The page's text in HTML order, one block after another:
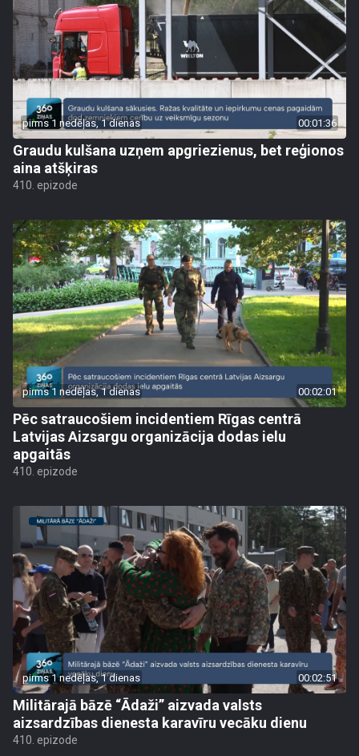
pirms 1 nedēļas, 1 dienas 00:01:36
Graudu kulšana uzņem apgriezienus, bet reģionos
aina atšķiras
410. epizode
pirms 1 nedēļas, 1 dienas 00:02:01
Pēc satraucošiem incidentiem Rīgas centrā
Latvijas Aizsargu organizācija dodas ielu
apgaitās
410. epizode
pirms 1 nedēļas, 1 dienas 00:02:51
Militārajā bāzē “Ādaži” aizvada valsts
aizsardzības dienesta karavīru vecāku dienu
410. epizode